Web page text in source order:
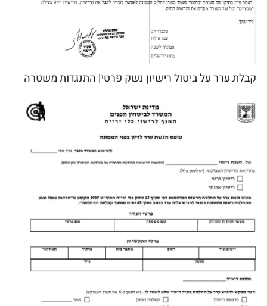
קבלת ערר על ביטול רישיון נשק פרטי| התנגדות משטרה